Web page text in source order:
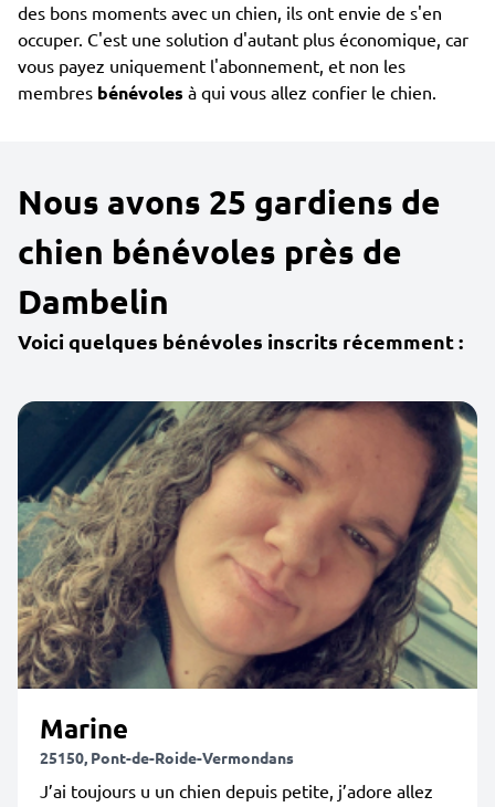
des bons moments avec un chien, ils ont envie de s'en
occuper. C'est une solution d'autant plus économique, car
vous payez uniquement l'abonnement, et non les
membres bénévoles à qui vous allez confier le chien.
Nous avons 25 gardiens de
chien bénévoles près de
Dambelin
Voici quelques bénévoles inscrits récemment :
Marine
25150, Pont-de-Roide-Vermondans
J’ai toujours u un chien depuis petite, j’adore allez